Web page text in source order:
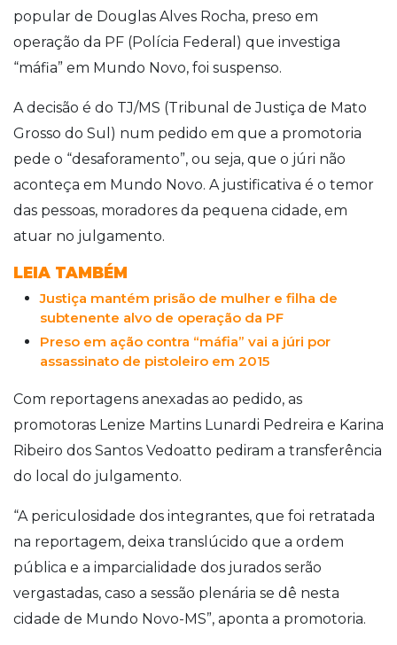
popular de Douglas Alves Rocha, preso em
operação da PF (Polícia Federal) que investiga
“máfia” em Mundo Novo, foi suspenso.
A decisão é do TJ/MS (Tribunal de Justiça de Mato
Grosso do Sul) num pedido em que a promotoria
pede o “desaforamento”, ou seja, que o júri não
aconteça em Mundo Novo. A justificativa é o temor
das pessoas, moradores da pequena cidade, em
atuar no julgamento.
LEIA TAMBÉM
Justiça mantém prisão de mulher e filha de
subtenente alvo de operação da PF
Preso em ação contra “máfia” vai a júri por
assassinato de pistoleiro em 2015
Com reportagens anexadas ao pedido, as
promotoras Lenize Martins Lunardi Pedreira e Karina
Ribeiro dos Santos Vedoatto pediram a transferência
do local do julgamento.
“A periculosidade dos integrantes, que foi retratada
na reportagem, deixa translúcido que a ordem
pública e a imparcialidade dos jurados serão
vergastadas, caso a sessão plenária se dê nesta
cidade de Mundo Novo-MS”, aponta a promotoria.